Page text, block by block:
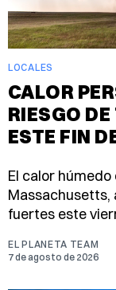
LOCALES
CALOR
RIESGO
ESTE FIN
El calor
Massachusetts,
fuertes este
EL PLANETA TEAM
7 de agosto de 2026